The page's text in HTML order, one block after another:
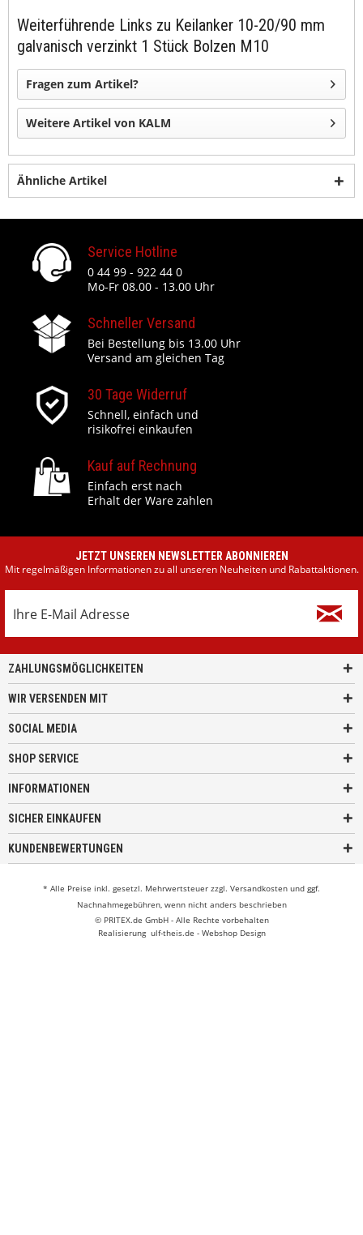
Weiterführende Links zu Keilanker 10-20/90 mm
galvanisch verzinkt 1 Stück Bolzen M10
Fragen zum Artikel?
Weitere Artikel von KALM
Ähnliche Artikel
Service Hotline
0 44 99 - 922 44 0
Mo-Fr 08.00 - 13.00 Uhr
Schneller Versand
Bei Bestellung bis 13.00 Uhr
Versand am gleichen Tag
30 Tage Widerruf
Schnell, einfach und
risikofrei einkaufen
Kauf auf Rechnung
Einfach erst nach
Erhalt der Ware zahlen
JETZT UNSEREN NEWSLETTER ABONNIEREN
Mit regelmäßigen Informationen zu all unseren Neuheiten und Rabattaktionen.
ZAHLUNGSMÖGLICHKEITEN
WIR VERSENDEN MIT
SOCIAL MEDIA
SHOP SERVICE
INFORMATIONEN
SICHER EINKAUFEN
KUNDENBEWERTUNGEN
* Alle Preise inkl. gesetzl. Mehrwertsteuer zzgl. Versandkosten und ggf.
Nachnahmegebühren, wenn nicht anders beschrieben
© PRITEX.de GmbH - Alle Rechte vorbehalten
Realisierung ulf-theis.de - Webshop Design